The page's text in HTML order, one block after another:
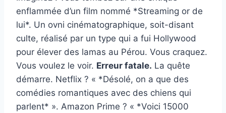
enflammée d’un film nommé *Streaming or de
lui*. Un ovni cinématographique, soit-disant
culte, réalisé par un type qui a fui Hollywood
pour élever des lamas au Pérou. Vous craquez.
Vous voulez le voir. Erreur fatale. La quête
démarre. Netflix ? « *Désolé, on a que des
comédies romantiques avec des chiens qui
parlent* ». Amazon Prime ? « *Voici 15000